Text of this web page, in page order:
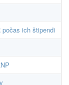
ich štipendi